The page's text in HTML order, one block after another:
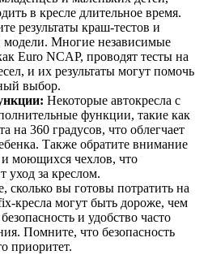
в кресле длительное время.
результаты краш-тестов и
Многие независимые
Euro NCAP, проводят тесты на
и их результаты могут помочь
выбор.
Некоторые автокресла с
функции, такие как
на 360 градусов, что облегчает
Также обратите внимание
моющихся чехлов, что
уход за креслом.
сколько вы готовы потратить на
кресла могут быть дороже, чем
и удобство часто
Помните, что безопасность
приоритет.